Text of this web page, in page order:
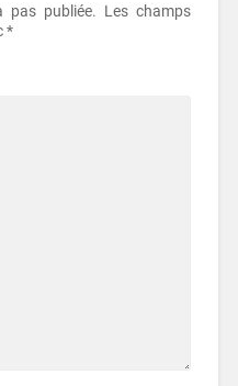
pas publiée. Les champs
*